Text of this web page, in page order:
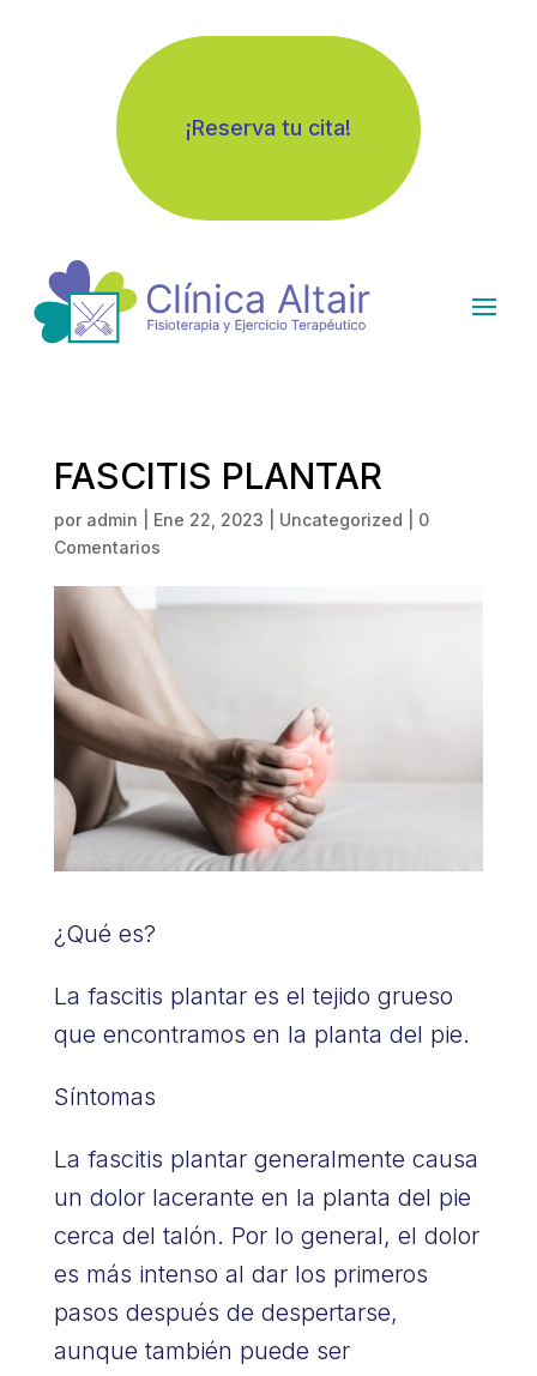
¡Reserva tu cita!
FASCITIS PLANTAR
por admin Ene 22, 2023 Uncategorized
0
Comentarios
¿Qué es?
La fascitis plantar es el tejido grueso
que encontramos en la planta del pie.
Síntomas
La fascitis plantar generalmente causa
un dolor lacerante en la planta del pie
cerca del talón. Por lo general, el dolor
es más intenso al dar los primeros
pasos después de despertarse,
aunque también puede ser